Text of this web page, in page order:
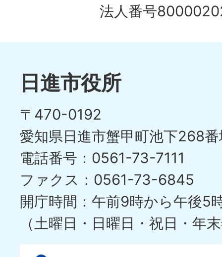
法人番号
日進市役所
〒470-0192
愛知県日進市蟹甲町池下268
電話番号：0561-73-7111
ファクス：0561-73-6845
開庁時間：午前9時から午後5
（土曜日・日曜日・祝日・年